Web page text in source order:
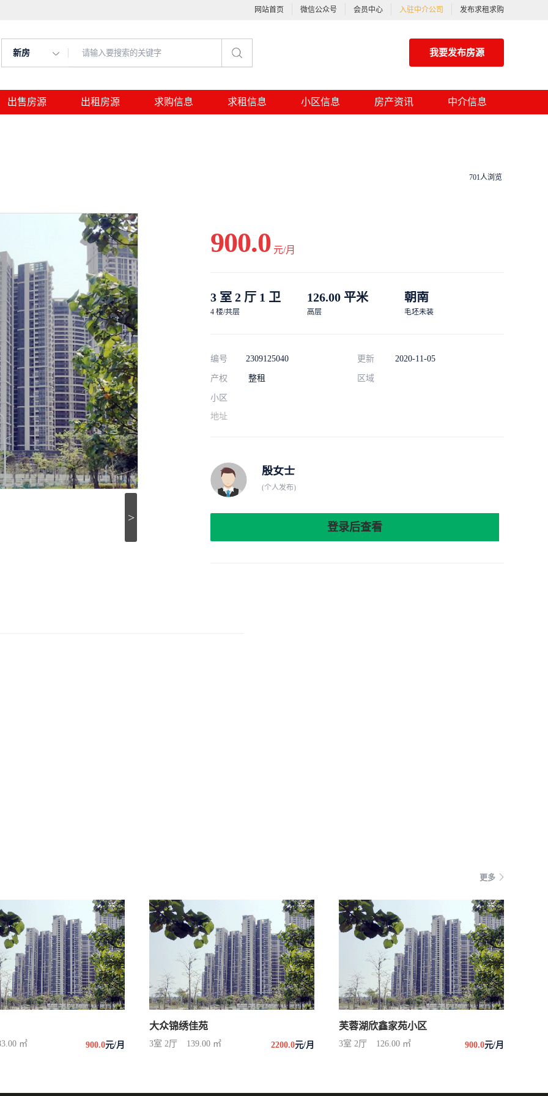
网站首页 微信公众号 会员中心 入驻中介公司 发布求租求购
新房 我要发布房源
出售房源 出租房源 求购信息 求租信息 小区信息 房产资讯 中介信息
701人浏览
>
900.0 元/月
3 室 2 厅 1 卫
4 楼/共层
126.00 平米
高层
朝南
毛坯未装
编号 2309125040 更新 2020-11-05
产权 整租 区域
小区
地址
殷女士
(个人发布)
登录后查看
更多
㎡ 900.0元/月
大众锦绣佳苑
3室 2厅 139.00 ㎡ 2200.0元/月
芙蓉湖欣鑫家苑小区
3室 2厅 126.00 ㎡ 900.0元/月